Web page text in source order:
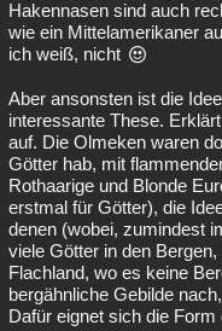
Hakennasen sind auch
wie ein Mittelamerikaner
ich weiß, nicht
Aber ansonsten ist die
interessante These.
auf. Die Olmeken waren
Götter hab, mit
Rothaarige und Blonde
erstmal für Götter), die
denen (wobei, zumindest
viele Götter in den
Flachland, wo es keine
bergähnliche Gebilde
Dafür eignet sich die